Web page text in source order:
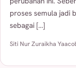
proses semula jadi
sebagai […]
Siti Nur Zuraikha